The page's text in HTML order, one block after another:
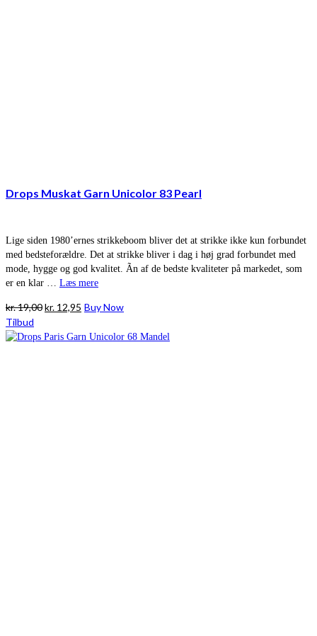
Drops Muskat Garn Unicolor 83 Pearl
Lige siden 1980’ernes strikkeboom bliver det at strikke ikke kun forbundet
med bedsteforældre. Det at strikke bliver i dag i høj grad forbundet med
mode, hygge og god kvalitet. Ãn af de bedste kvaliteter på markedet, som
er en klar … Læs mere
kr.19,00Den
pris
kr. 12,95 Den
pris
Buy Now
Tilbud